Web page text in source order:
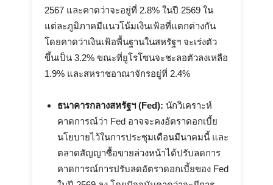
2567 และคาดว่าจะอยู่ที่ 2.8% ในปี 2569 ใน
แต่ละภูมิภาคมีแนวโน้มเงินเฟ้อที่แตกต่างกัน
โดยคาดว่าเงินเฟ้อพื้นฐานในสหรัฐฯ จะเร่งตัว
ขึ้นเป็น 3.2% ขณะที่ยูโรโซนจะชะลอตัวลงเหลือ
1.9% และสหราชอาณาจักรอยู่ที่ 2.4%
ธนาคารกลางสหรัฐฯ (Fed): นักวิเคราะห์
คาดการณ์ว่า Fed อาจจะคงอัตราดอกเบี้ย
นโยบายไว้ในการประชุมเดือนมีนาคมนี้ และ
ตลาดสัญญาซื้อขายล่วงหน้าได้ปรับลดการ
คาดการณ์การปรับลดอัตราดอกเบี้ยของ Fed